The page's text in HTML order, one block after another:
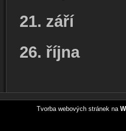
21. září
26. října
Tvorba webových stránek na